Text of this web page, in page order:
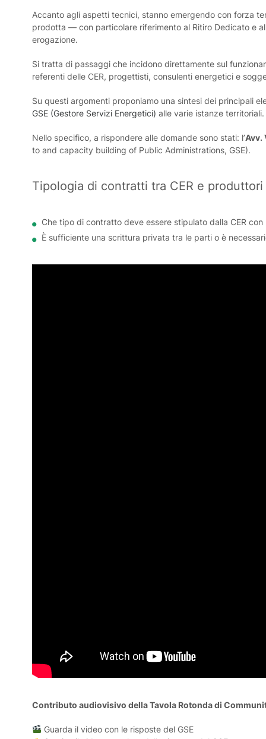
Accanto agli aspetti tecnici, stanno emergendo con forza
prodotta — con particolare riferimento al Ritiro Dedicato e
erogazione.
Si tratta di passaggi che incidono direttamente sul
referenti delle CER, progettisti, consulenti energetici e
Su questi argomenti proponiamo una sintesi dei principali
GSE (Gestore Servizi Energetici) alle varie istanze territoriali.
Nello specifico, a rispondere alle domande sono stati: l’Avv.
to and capacity building of Public Administrations, GSE).
Tipologia di contratti tra CER e
Che tipo di contratto deve essere stipulato dalla CER
È sufficiente una scrittura privata tra le parti o è
Contributo audiovisivo della Tavola Rotonda di
Guarda il video con le risposte del GSE